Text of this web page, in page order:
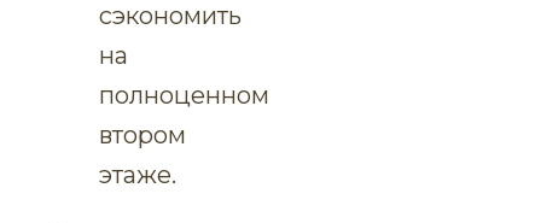
сэкономить
на
полноценном
втором
этаже.